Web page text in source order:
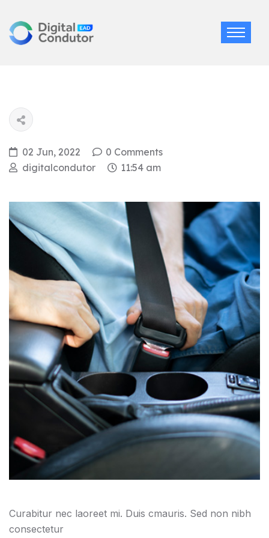
02 Jun, 2022
0 Comments
digitalcondutor
11:54 am
Curabitur nec laoreet mi. Duis cmauris. Sed non nibh
consectetur